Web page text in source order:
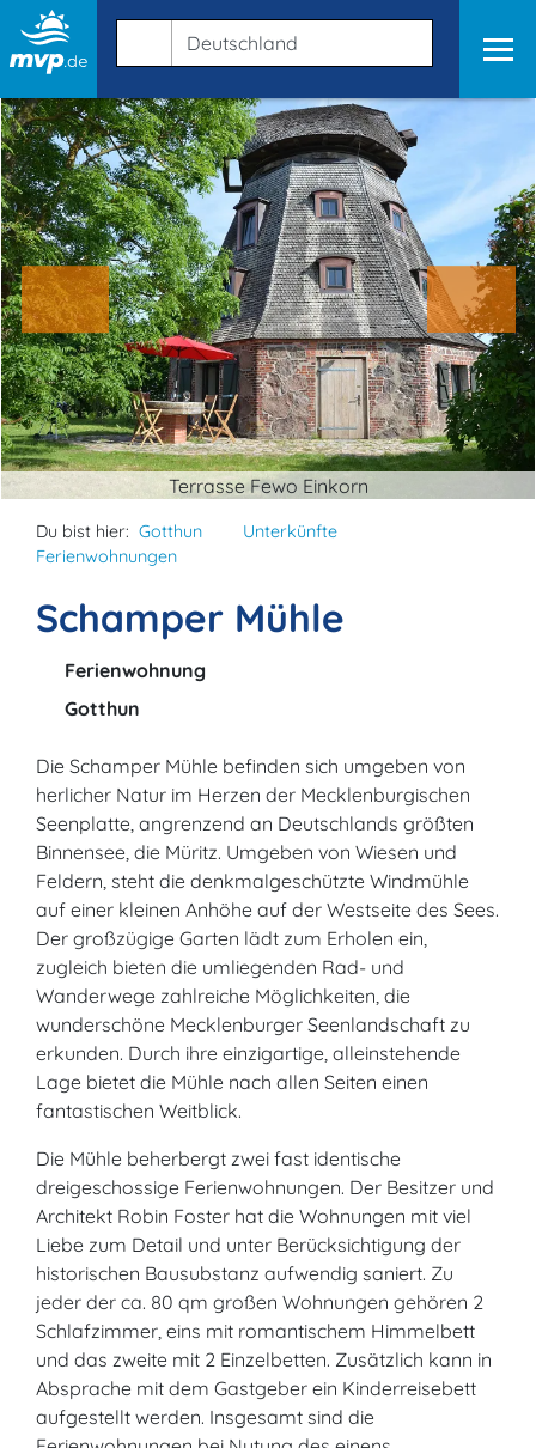
Terrasse Fewo Einkorn
Du bist hier: Gotthun
Unterkünfte
Ferienwohnungen
Schamper Mühle
Ferienwohnung
Gotthun
Die Schamper Mühle befinden sich umgeben von
herlicher Natur im Herzen der Mecklenburgischen
Seenplatte, angrenzend an Deutschlands größten
Binnensee, die Müritz. Umgeben von Wiesen und
Feldern, steht die denkmalgeschützte Windmühle
auf einer kleinen Anhöhe auf der Westseite des Sees.
Der großzügige Garten lädt zum Erholen ein,
zugleich bieten die umliegenden Rad- und
Wanderwege zahlreiche Möglichkeiten, die
wunderschöne Mecklenburger Seenlandschaft zu
erkunden. Durch ihre einzigartige, alleinstehende
Lage bietet die Mühle nach allen Seiten einen
fantastischen Weitblick.
Die Mühle beherbergt zwei fast identische
dreigeschossige Ferienwohnungen. Der Besitzer und
Architekt Robin Foster hat die Wohnungen mit viel
Liebe zum Detail und unter Berücksichtigung der
historischen Bausubstanz aufwendig saniert. Zu
jeder der ca. 80 qm großen Wohnungen gehören 2
Schlafzimmer, eins mit romantischem Himmelbett
und das zweite mit 2 Einzelbetten. Zusätzlich kann in
Absprache mit dem Gastgeber ein Kinderreisebett
aufgestellt werden. Insgesamt sind die